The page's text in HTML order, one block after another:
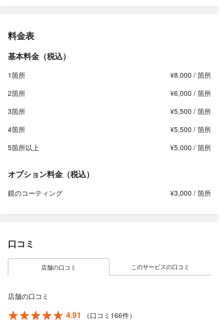
料金表
基本料金（税込）
1箇所
¥8,000 / 箇所
2箇所
¥6,000 / 箇所
3箇所
¥5,500 / 箇所
4箇所
¥5,500 / 箇所
5箇所以上
¥5,000 / 箇所
オプション料金（税込）
鏡のコーティング ¥3,000 / 箇所
口コミ
店舗の口コミ このサービスの口コミ
店舗の口コミ
4.91
（口コミ166件）